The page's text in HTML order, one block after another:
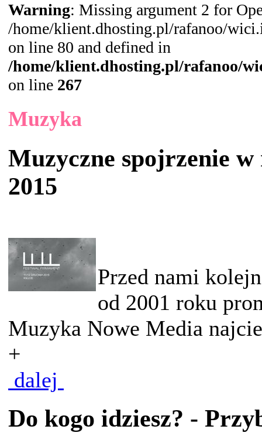
Warning: Missing argument 2 for
/home/klient.dhosting.pl/rafanoo/
on line 80 and defined in
/home/klient.dhosting.pl/rafanoo/
on line 267
Muzyka
Muzyczne spojrzenie
2015
Przed nami
od 2001 roku
Muzyka Nowe Media
+
dalej
Do kogo idziesz? -